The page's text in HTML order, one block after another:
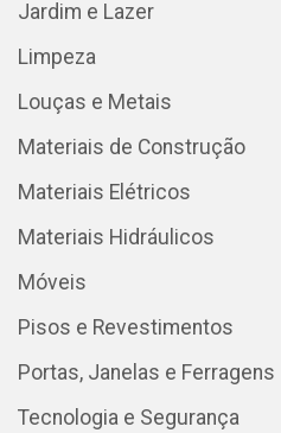
Jardim e Lazer
Limpeza
Louças e Metais
Materiais de Construção
Materiais Elétricos
Materiais Hidráulicos
Móveis
Pisos e Revestimentos
Portas, Janelas e Ferragens
Tecnologia e Segurança